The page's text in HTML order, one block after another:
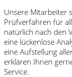
Unsere Mitarbeiter
Prüfverfahren für
natürlich nach den
eine lückenlose
eine Aufstellung
erklären Ihnen
Service.